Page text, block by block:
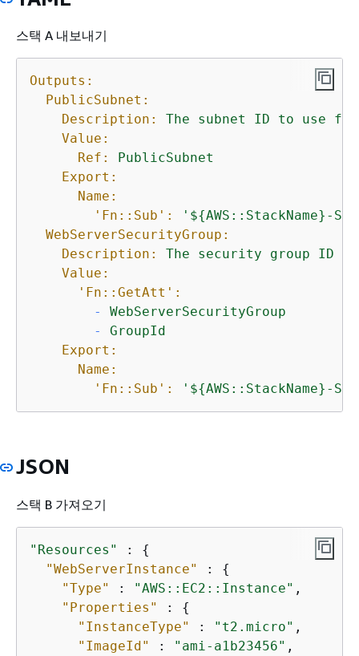
스택 A 내보내기
Outputs:
PublicSubnet:
Description:
The subnet ID to use
for
Value:
Ref:
PublicSubnet
Export:
Name:
'Fn::Sub':
'${AWS::StackName}-
WebServerSecurityGroup:
Description:
The security group ID
Value:
'Fn::GetAtt':
-
WebServerSecurityGroup
-
GroupId
Export:
Name:
'Fn::Sub':
'${AWS::StackName}-
JSON
스택 B 가져오기
"Resources" : {
"WebServerInstance"
: {
"Type"
: "AWS::EC2::Instance" ,
"Properties"
: {
"InstanceType"
: "t2.micro" ,
"ImageId"
: "ami-a1b23456" ,